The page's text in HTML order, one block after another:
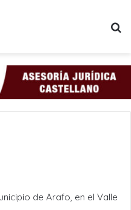
de Arafo, en el Valle